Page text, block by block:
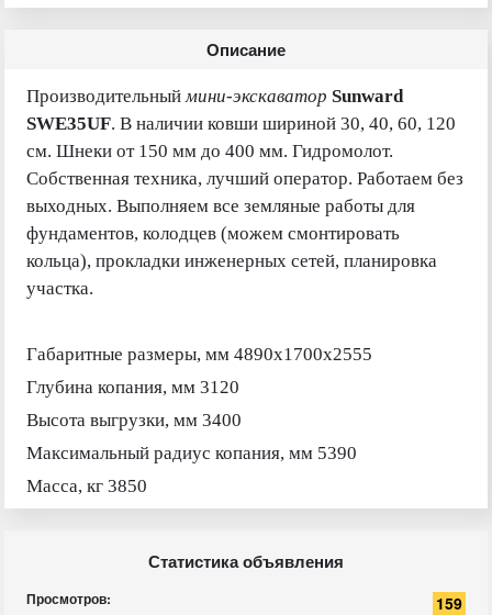
Описание
Производительныймини-экскаватор Sunward
SWE35UF. В наличии ковши шириной 30, 40, 60, 120
см. Шнеки от 150 мм до 400 мм. Гидромолот.
Собственная техника, лучший оператор. Работаем без
выходных. Выполняем все земляные работы для
фундаментов, колодцев (можем смонтировать
кольца), прокладки инженерных сетей, планировка
участка.
Габаритные размеры, мм 4890x1700x2555
Глубина копания, мм 3120
Высота выгрузки, мм 3400
Максимальный радиус копания, мм 5390
Масса, кг 3850
Статистика объявления
Просмотров: 159